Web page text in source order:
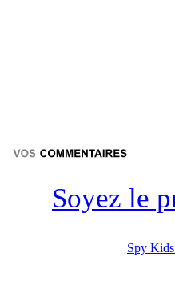
Soyez le
Spy